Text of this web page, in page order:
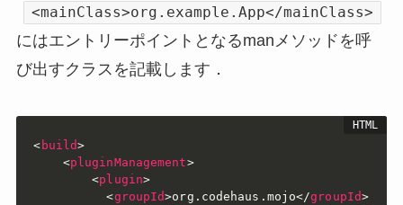
<mainClass>org.example.App</mainClass>
にはエントリーポイントとなるmanメソッドを呼
び出すクラスを記載します．
< build>
<pluginManagement>
<plugin>
<groupId>org.codehaus.mojo</groupId>